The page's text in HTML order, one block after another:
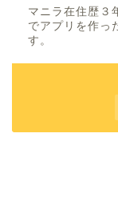
マニラ在住歴３
でアプリを作っ
す。